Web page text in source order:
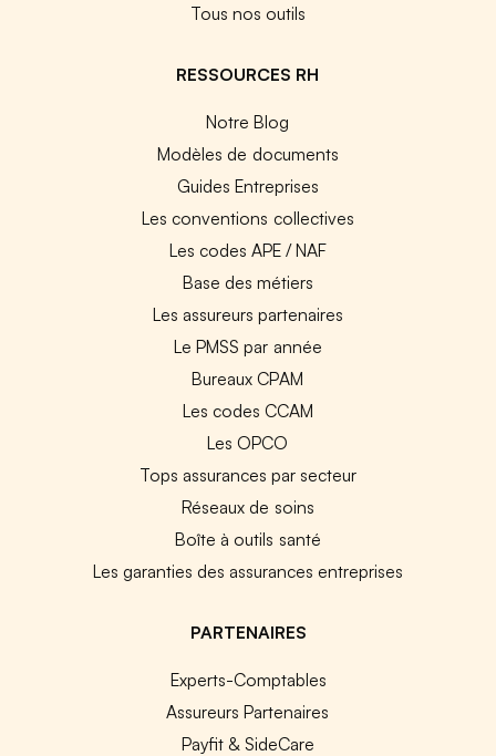
Tous nos outils
RESSOURCES RH
Notre Blog
Modèles de documents
Guides Entreprises
Les conventions collectives
Les codes APE / NAF
Base des métiers
Les assureurs partenaires
Le PMSS par année
Bureaux CPAM
Les codes CCAM
Les OPCO
Tops assurances par secteur
Réseaux de soins
Boîte à outils santé
Les garanties des assurances entreprises
PARTENAIRES
Experts-Comptables
Assureurs Partenaires
Payfit & SideCare